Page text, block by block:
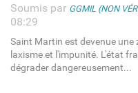
Soumis par GGMIL (NON
08:29
Saint Martin est devenue une
laxisme et l'impunité. L'état
dégrader dangereusement...